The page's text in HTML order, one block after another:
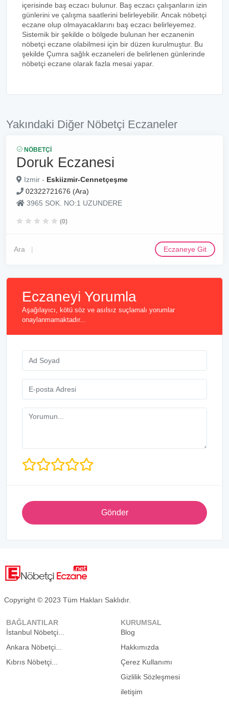
içerisinde baş eczacı bulunur. Baş eczacı çalışanların izin
günlerini ve çalışma saatlerini belirleyebilir. Ancak nöbetçi
eczane olup olmayacaklarını baş eczacı belirleyemez.
Sistemik bir şekilde o bölgede bulunan her eczanenin
nöbetçi eczane olabilmesi için bir düzen kurulmuştur. Bu
şekilde Çumra sağlık eczaneleri de belirlenen günlerinde
nöbetçi eczane olarak fazla mesai yapar.
Yakındaki Diğer Nöbetçi Eczaneler
NÖBETÇI
Doruk Eczanesi
Izmir - Eskiizmir-Cennetçeşme
02322721676 (Ara)
3965 SOK. NO:1 UZUNDERE
(0)
Ara Eczaneye Git
Eczaneyi Yorumla
Aşağılayıcı, kötü söz ve asılsız suçlamalı yorumlar
onaylanmamaktadır...
Gönder
Copyright © 2023 Tüm Hakları Saklıdır.
BAĞLANTILAR
İstanbul Nöbetçi...
Ankara Nöbetçi...
Kıbrıs Nöbetçi...
KURUMSAL
Blog
Hakkımızda
Çerez Kullanımı
Gizlilik Sözleşmesi
iletişim